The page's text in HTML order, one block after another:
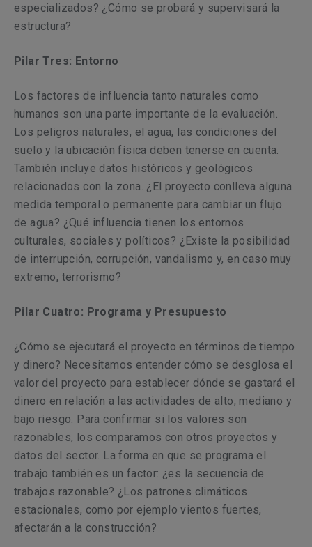
especializados? ¿Cómo se probará y supervisará la
estructura?
Pilar Tres: Entorno
Los factores de influencia tanto naturales como
humanos son una parte importante de la evaluación.
Los peligros naturales, el agua, las condiciones del
suelo y la ubicación física deben tenerse en cuenta.
También incluye datos históricos y geológicos
relacionados con la zona. ¿El proyecto conlleva alguna
medida temporal o permanente para cambiar un flujo
de agua? ¿Qué influencia tienen los entornos
culturales, sociales y políticos? ¿Existe la posibilidad
de interrupción, corrupción, vandalismo y, en caso muy
extremo, terrorismo?
Pilar Cuatro: Programa y Presupuesto
¿Cómo se ejecutará el proyecto en términos de tiempo
y dinero? Necesitamos entender cómo se desglosa el
valor del proyecto para establecer dónde se gastará el
dinero en relación a las actividades de alto, mediano y
bajo riesgo. Para confirmar si los valores son
razonables, los comparamos con otros proyectos y
datos del sector. La forma en que se programa el
trabajo también es un factor: ¿es la secuencia de
trabajos razonable? ¿Los patrones climáticos
estacionales, como por ejemplo vientos fuertes,
afectarán a la construcción?